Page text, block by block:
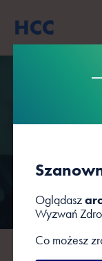
Oglądasz
Wyzwań
Co możesz